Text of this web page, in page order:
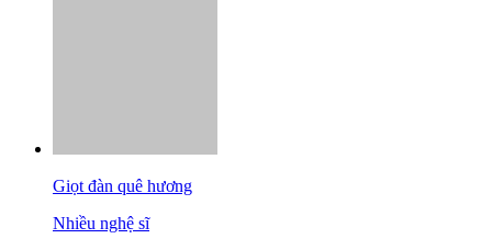
Giọt đàn quê hương
Nhiều nghệ sĩ